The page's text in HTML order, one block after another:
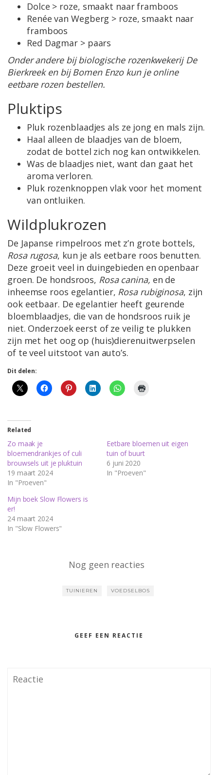
Dolce > roze, smaakt naar framboos
Renée van Wegberg > roze, smaakt naar
framboos
Red Dagmar > paars
Onder andere bij biologische rozenkwekerij De
Bierkreek en bij Bomen Enzo kun je online
eetbare rozen bestellen.
Pluktips
Pluk rozenblaadjes als ze jong en mals zijn.
Haal alleen de blaadjes van de bloem,
zodat de bottel zich nog kan ontwikkelen.
Was de blaadjes niet, want dan gaat het
aroma verloren.
Pluk rozenknoppen vlak voor het moment
van ontluiken.
Wildplukrozen
De Japanse rimpelroos met z’n grote bottels,
Rosa rugosa, kun je als eetbare roos benutten.
Deze groeit veel in duingebieden en openbaar
groen. De hondsroos, Rosa canina, en de
inheemse roos egelantier, Rosa rubiginosa, zijn
ook eetbaar. De egelantier heeft geurende
bloemblaadjes, die van de hondsroos ruik je
niet. Onderzoek eerst of ze veilig te plukken
zijn met het oog op (huis)dierenuitwerpselen
of te veel uitstoot van auto’s.
Dit delen:
Related
Zo maak je
bloemendrankjes of culi
brouwsels uit je pluktuin
19 maart 2024
In "Proeven"
Eetbare bloemen uit eigen
tuin of buurt
6 juni 2020
In "Proeven"
Mijn boek Slow Flowers is
er!
24 maart 2024
In "Slow Flowers"
Nog geen reacties
TUINIEREN VOEDSELBOS
GEEF EEN REACTIE